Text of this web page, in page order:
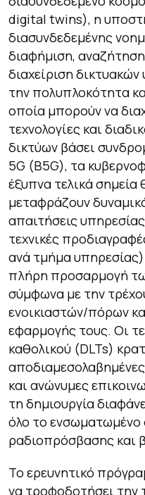
digital twins), η
διασυνδεδεμένης
διαφήμιση,
διαχείριση
την πολυπλοκότητα
οποία μπορούν να
τεχνολογίες και
δικτύων βάσει
5G (B5G), τα
έξυπνα τελικά
μεταφράζουν
απαιτήσεις
τεχνικές
ανά τμήμα
πλήρη προσαρμογή
σύμφωνα με την
ενοικιαστών/πόρων
εφαρμογής τους. Οι
καθολικού (DLTs)
και ανώνυμες
τη δημιουργία
όλο το ενσωματωμένο
ραδιοπρόσβασης και
Το ερευνητικό
να τροφοδοτήσει την